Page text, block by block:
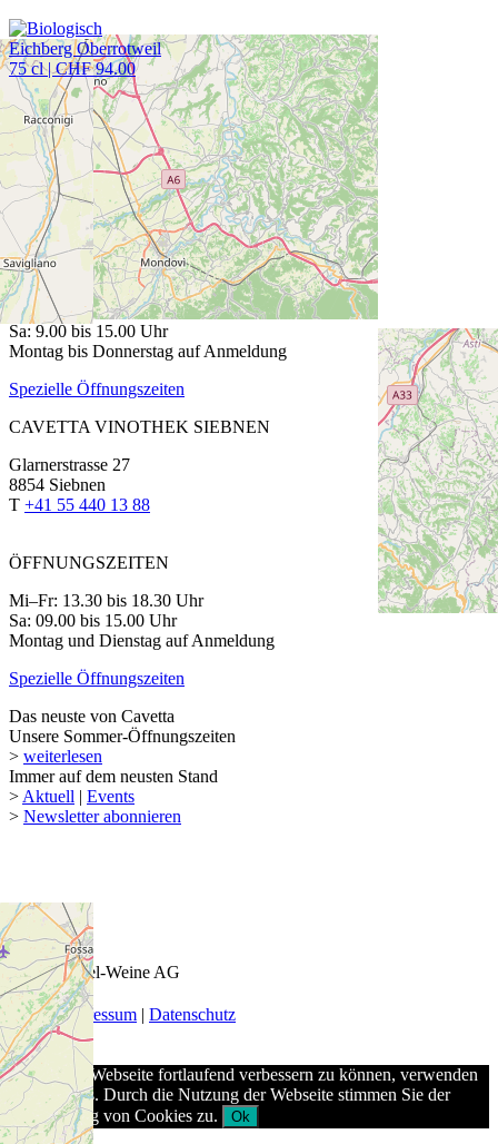
Eichberg Oberrotweil
75 cl | CHF 94.00
CAVETTA VINOTHEK PFÄFFIKON
Churerstrasse 64
8808 Pfäffikon SZ
+41 55 420 11 44
ÖFFNUNGSZEITEN
Fr: 13.30 bis 18.30 Uhr
Sa: 9.00 bis 15.00 Uhr
Montag bis Donnerstag auf Anmeldung
Spezielle Öffnungszeiten
CAVETTA VINOTHEK SIEBNEN
Glarnerstrasse 27
8854 Siebnen
T +41 55 440 13 88
ÖFFNUNGSZEITEN
Mi–Fr: 13.30 bis 18.30 Uhr
Sa: 09.00 bis 15.00 Uhr
Montag und Dienstag auf Anmeldung
Spezielle Öffnungszeiten
Das neuste von Cavetta
Unsere Sommer-Öffnungszeiten
> weiterlesen
Immer auf dem neusten Stand
> Aktuell | Events
> Newsletter abonnieren
© 2026 Keel-Weine AG
AGB|Impressum | Datenschutz
Um unsere Webseite fortlaufend verbessern zu können, verwenden
wir Cookies. Durch die Nutzung der Webseite stimmen Sie der
Verwendung von Cookies zu.
Ok